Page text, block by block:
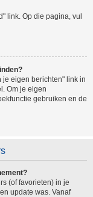
link. Op die pagina, vul
je eigen berichten" link in
Om je eigen
gebruiken en de
(of favorieten) in je
update was. Vanaf